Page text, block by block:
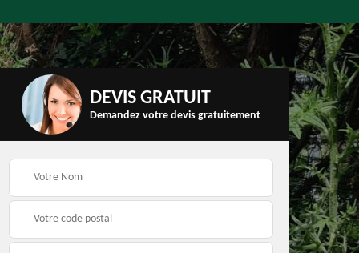
Débarras jardin 31 Vidage de maison 31
DEVIS GRATUIT
Demandez votre devis gratuitement